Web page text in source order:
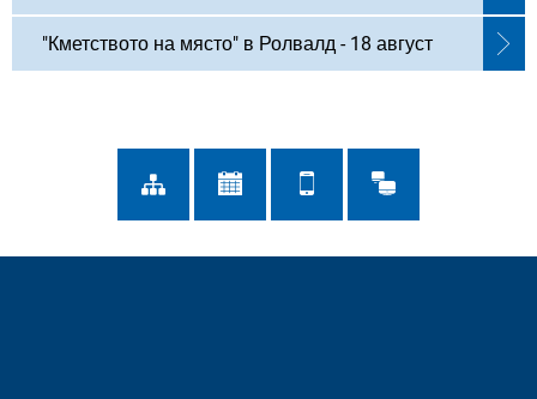
"Кметството на място" в Ролвалд - 18 август